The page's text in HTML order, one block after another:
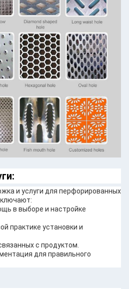
и услуги для перфорированных
в выборе и настройке
практике установки и
с продуктом.
для правильного